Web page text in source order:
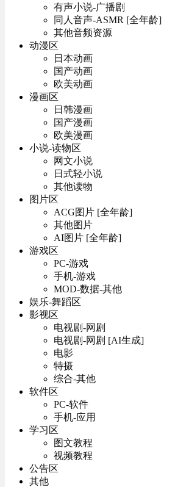
有声小说-广播剧
同人音声-ASMR [全年龄]
其他音频资源
动漫区
日本动画
国产动画
欧美动画
漫画区
日韩漫画
国产漫画
欧美漫画
小说-读物区
网文小说
日式轻小说
其他读物
图片区
ACG图片 [全年龄]
其他图片
AI图片 [全年龄]
游戏区
PC-游戏
手机-游戏
MOD-数据-其他
娱乐-舞蹈区
影视区
电视剧-网剧
电视剧-网剧 [AI生成]
电影
特摄
综合-其他
软件区
PC-软件
手机-应用
学习区
图文教程
视频教程
公告区
其他